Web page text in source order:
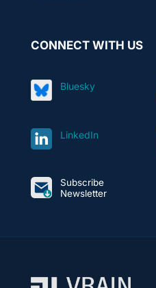
CONNECT WITH US
Bluesky
LinkedIn
Subscribe
Newsletter